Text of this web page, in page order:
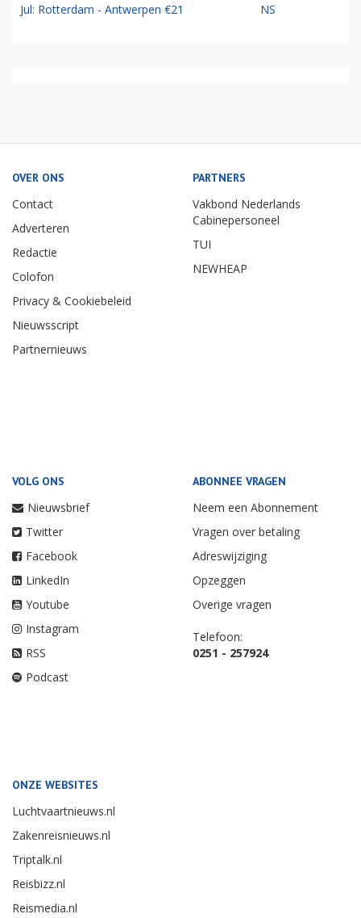
Jul: Rotterdam - Antwerpen €21 NS
OVER ONS
Contact
Adverteren
Redactie
Colofon
Privacy & Cookiebeleid
Nieuwsscript
Partnernieuws
PARTNERS
Vakbond Nederlands
Cabinepersoneel
TUI
NEWHEAP
VOLG ONS
Nieuwsbrief
Twitter
Facebook
LinkedIn
Youtube
Instagram
RSS
Podcast
ABONNEE VRAGEN
Neem een Abonnement
Vragen over betaling
Adreswijziging
Opzeggen
Overige vragen
Telefoon:
0251 - 257924
ONZE WEBSITES
Luchtvaartnieuws.nl
Zakenreisnieuws.nl
Triptalk.nl
Reisbizz.nl
Reismedia.nl